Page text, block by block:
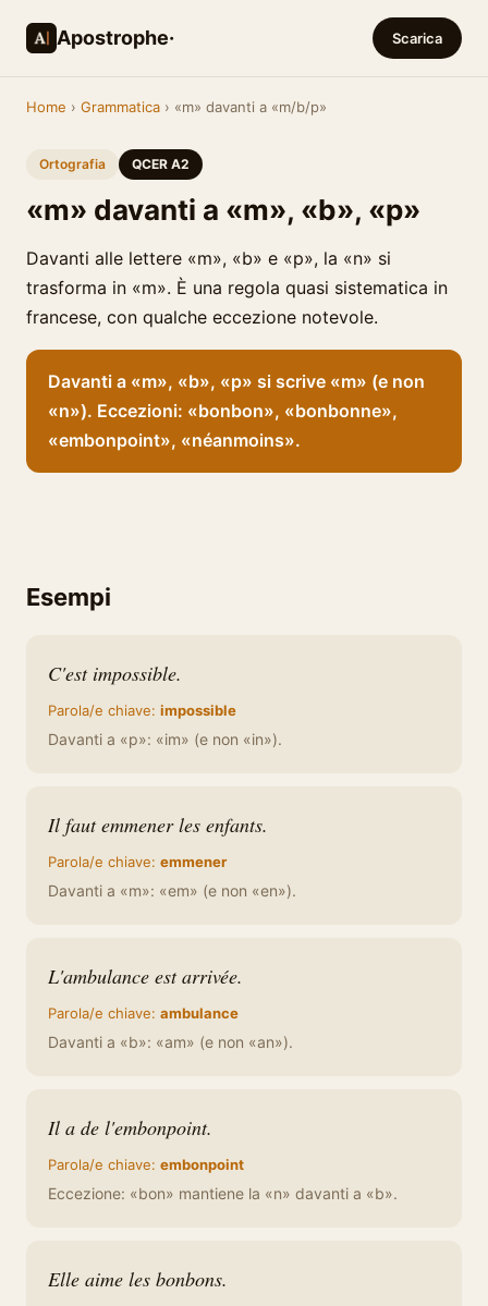
Apostrophe· Scarica
Home › Grammatica › «m» davanti a «m/b/p»
Ortografia QCER A2
«m» davanti a «m», «b», «p»
Davanti alle lettere «m», «b» e «p», la «n» si
trasforma in «m». È una regola quasi sistematica in
francese, con qualche eccezione notevole.
Davanti a «m», «b», «p» si scrive «m» (e non
«n»). Eccezioni: «bonbon», «bonbonne»,
«embonpoint», «néanmoins».
Esempi
C'est impossible.
Parola/e chiave: impossible
Davanti a «p»: «im» (e non «in»).
Il faut emmener les enfants.
Parola/e chiave: emmener
Davanti a «m»: «em» (e non «en»).
L'ambulance est arrivée.
Parola/e chiave: ambulance
Davanti a «b»: «am» (e non «an»).
Il a de l'embonpoint.
Parola/e chiave: embonpoint
Eccezione: «bon» mantiene la «n» davanti a «b».
Elle aime les bonbons.